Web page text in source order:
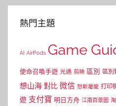
熱門主題
AI AirPods Game
使命召喚手遊 光遇 剪映 區別 區別
想山海 對比 微信 怒斬屠龍 打印
遊 支付寶 明日方舟 江南百景圖